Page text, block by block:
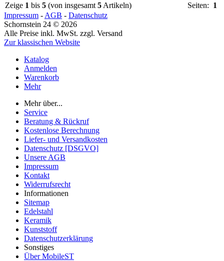
Zeige 1 bis 5 (von insgesamt 5 Artikeln) Seiten: 1
Impressum - AGB - Datenschutz
Schornstein 24 © 2026
Alle Preise inkl. MwSt. zzgl. Versand
Zur klassischen Website
Katalog
Anmelden
Warenkorb
Mehr
Mehr über...
Service
Beratung & Rückruf
Kostenlose Berechnung
Liefer- und Versandkosten
Datenschutz [DSGVO]
Unsere AGB
Impressum
Kontakt
Widerrufsrecht
Informationen
Sitemap
Edelstahl
Keramik
Kunststoff
Datenschutzerklärung
Sonstiges
Über MobileST